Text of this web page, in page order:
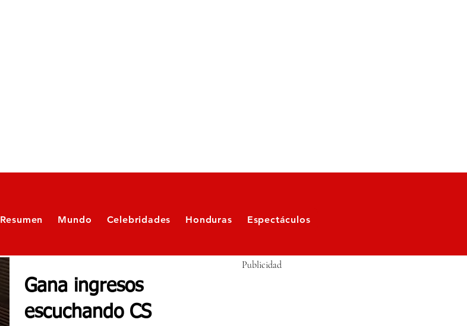
Resumen Mundo Celebridades Honduras Espectáculos
Gana ingresos
escuchando CS
Publicidad